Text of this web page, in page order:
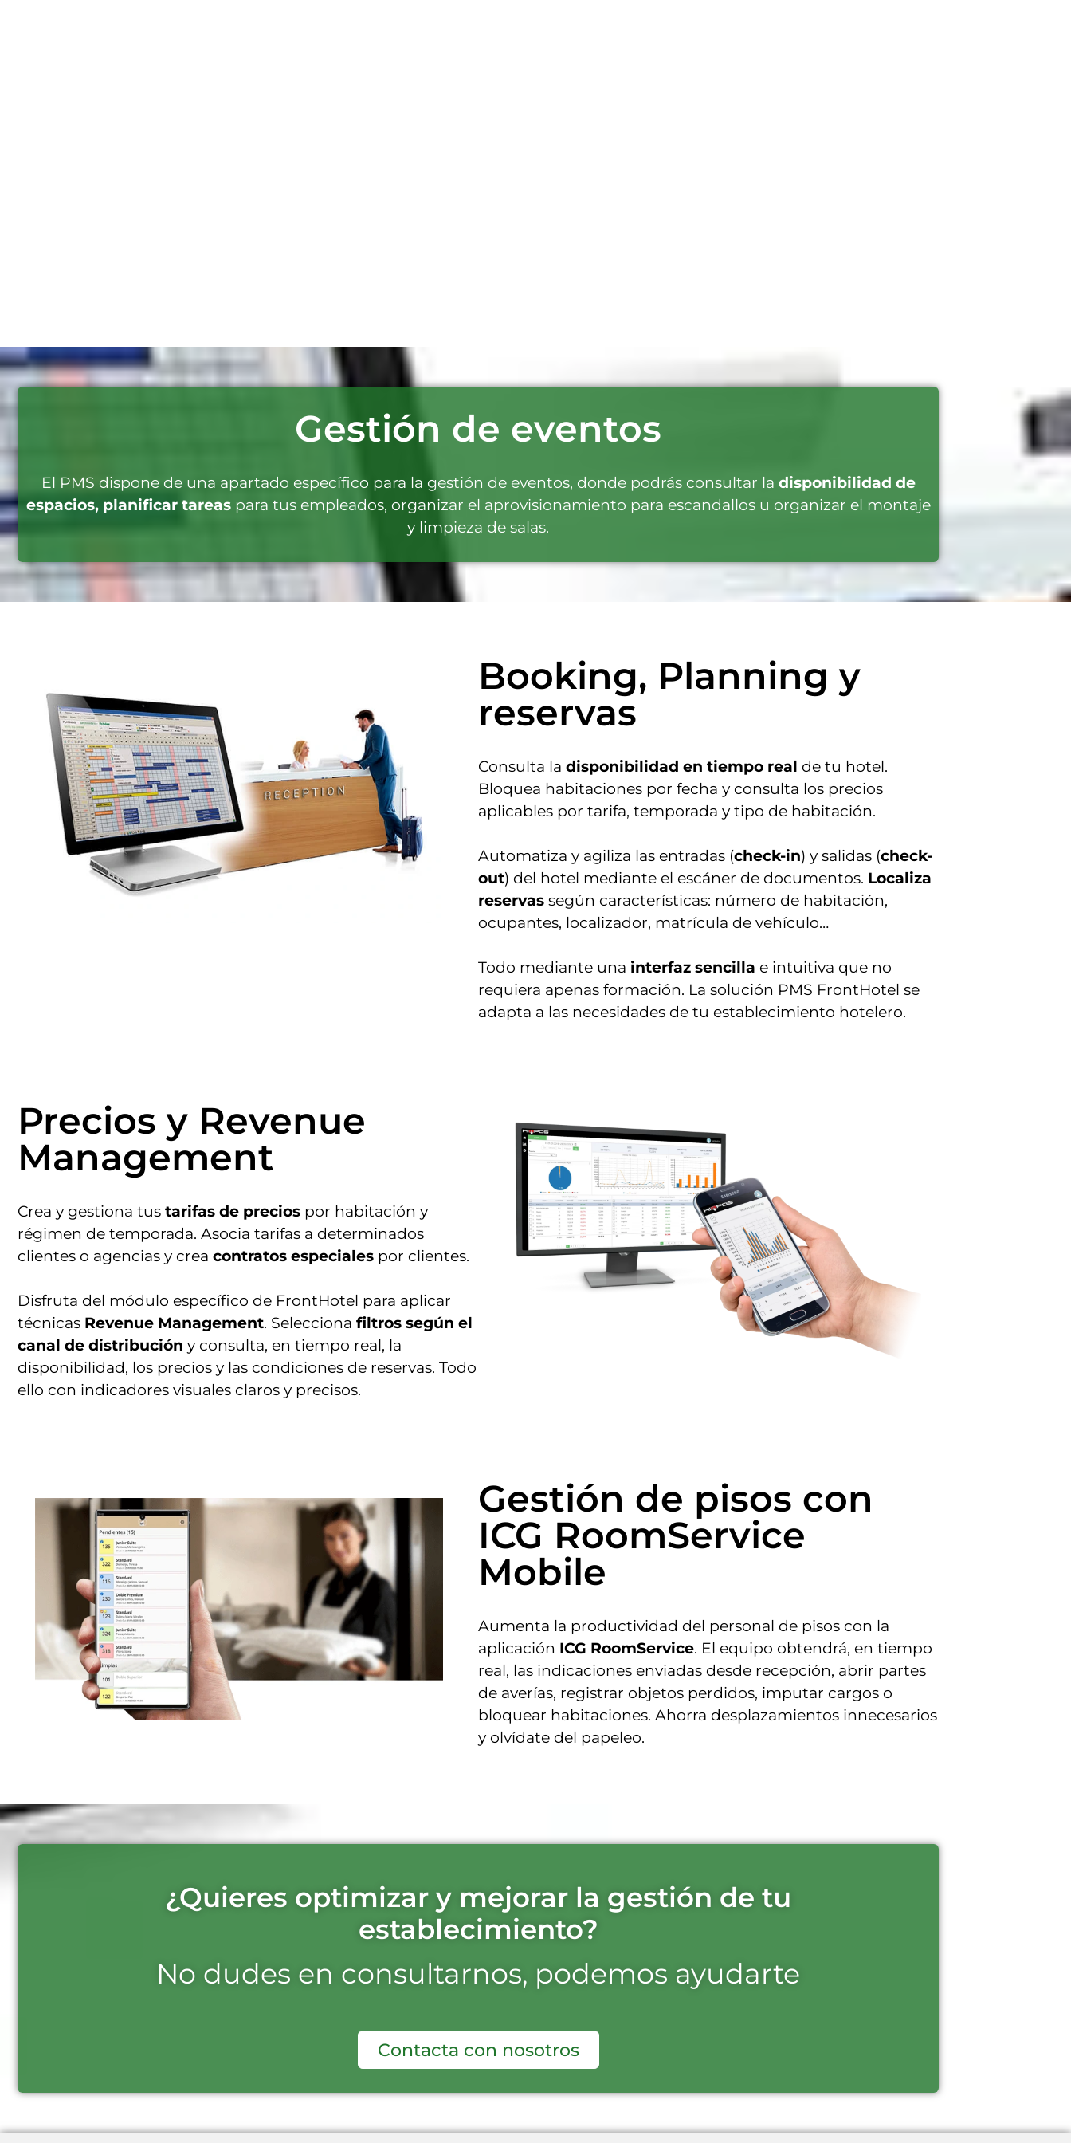
Gestión de eventos
El PMS dispone de una apartado específico para la gestión de eventos, donde podrás consultar la disponibilidad de
espacios, planificar tareaspara tus empleados, organizar el aprovisionamiento para escandallos u organizar el montaje
y limpieza de salas.
Booking, Planning y
reservas
Consulta la disponibilidad en tiempo real de tu hotel.
Bloquea habitaciones por fecha y consulta los precios
aplicables por tarifa, temporada y tipo de habitación.
Automatiza y agiliza las entradas (check-in) y salidas (check-
out) del hotel mediante el escáner de documentos. Localiza
reservas según características: número de habitación,
ocupantes, localizador, matrícula de vehículo…
Todo mediante una interfaz sencilla e intuitiva que no
requiera apenas formación. La solución PMS FrontHotel se
adapta a las necesidades de tu establecimiento hotelero.
Precios y Revenue
Management
Crea y gestiona tus tarifas de precios por habitación y
régimen de temporada. Asocia tarifas a determinados
clientes o agencias y crea contratos especiales por clientes.
Disfruta del módulo específico de FrontHotel para aplicar
técnicas Revenue Management. Selecciona filtros según el
canal de distribución y consulta, en tiempo real, la
disponibilidad, los precios y las condiciones de reservas. Todo
ello con indicadores visuales claros y precisos.
Gestión de pisos con
ICG RoomService
Mobile
Aumenta la productividad del personal de pisos con la
aplicación ICG RoomService. El equipo obtendrá, en tiempo
real, las indicaciones enviadas desde recepción, abrir partes
de averías, registrar objetos perdidos, imputar cargos o
bloquear habitaciones. Ahorra desplazamientos innecesarios
y olvídate del papeleo.
¿Quieres optimizar y mejorar la gestión de tu
establecimiento?
No dudes en consultarnos, podemos ayudarte
Contacta con nosotros